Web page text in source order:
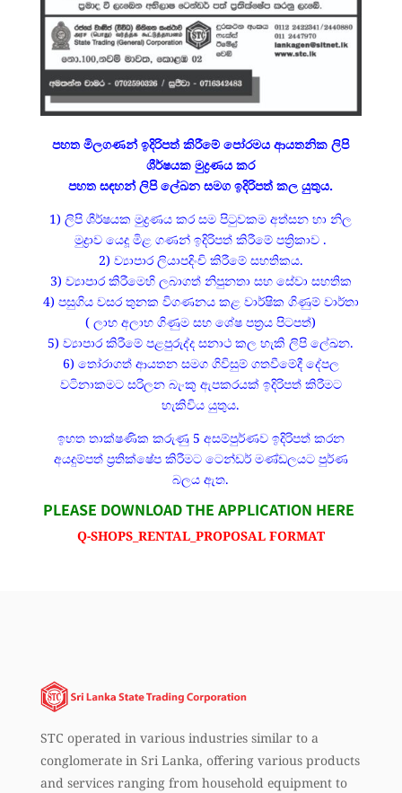
පහත මිලගණන් ඉදිරිපත් කිරීමේ පෝරමය ආයතනික ලිපි
ශීර්ෂයක මුද්‍රණය කර
පහත සඳහන් ලිපි ලේඛන සමග ඉදිරිපත් කල යුතුය.
1) ලිපි ශීර්ෂයක මුද්‍රණය කර සම පිටුවකම අත්සන හා නිල
මුද්‍රාව යෙදූ මිළ ගණන් ඉදිරිපත් කිරීමේ පත්‍රිකාව .
2) ව්‍යාපාර ලියාපදිංචි කිරීමේ සහතිකය.
3) ව්‍යාපාර කිරීමෙහි ලබාගත් නිපුනතා සහ සේවා සහතික
4) පසුගිය වසර තුනක විගණනය කළ වාර්ෂික ගිණුම් වාර්තා
( ලාභ අලාභ ගිණුම සහ ශේෂ පත්‍රය පිටපත්)
5) ව්‍යාපාර කිරීමේ පළපුරුද්ද සනාථ කල හැකි ලිපි ලේඛන.
6) තෝරාගත් ආයතන සමග ගිවිසුම් ගතවීමේදී දේපල
වටිනාකමට සරිලන බැංකු ඇපකරයක් ඉදිරිපත් කිරීමට
හැකිවිය යුතුය.
ඉහත තාක්ෂණික කරුණු 5 අසම්පුර්ණව ඉදිරිපත් කරන
අයදුම්පත් ප්‍රතික්ෂේප කිරීමට ටෙන්ඩර් මණ්ඩලයට පුර්ණ
බලය ඇත.
PLEASE DOWNLOAD THE APPLICATION HERE
Q-SHOPS_RENTAL_PROPOSAL FORMAT
STC operated in various industries similar to a
conglomerate in Sri Lanka, offering various products
and services ranging from household equipment to